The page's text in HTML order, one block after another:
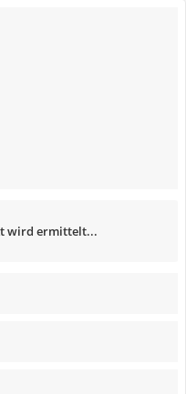
wird ermittelt...